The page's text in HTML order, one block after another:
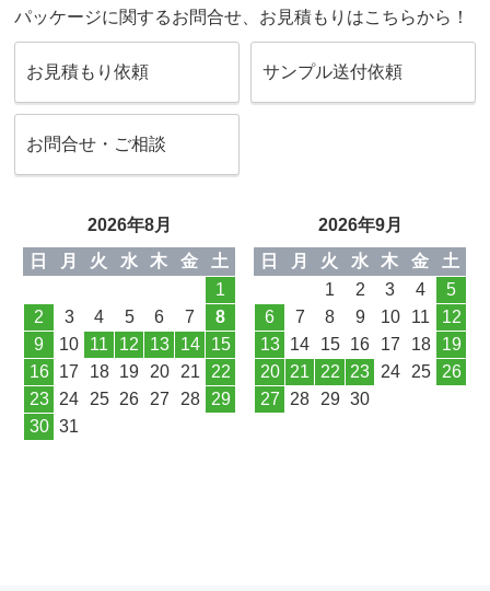
パッケージに関するお問合せ、お見積もりはこちらから！
お見積もり依頼 サンプル送付依頼
お問合せ・ご相談
2026年8月
日
月 火 水 木 金
土
1
2
3 4 5 6 7
8
9
10 11 12 13 14
15
16 17 18 19 20 21
22
23 24 25 26 27 28
29
30 31
2026年9月
日
月 火 水 木 金
土
1
2 3 4
5
6
7 8 9 10 11
12
13
14 15 16 17 18
19
20
21 22 23 24 25
26
27
28 29 30